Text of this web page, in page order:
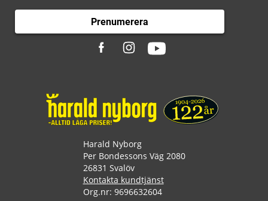
Prenumerera
Harald Nyborg
Per Bondessons Väg 2080
26831 Svalöv
Kontakta kundtjänst
Org.nr: 9696632604